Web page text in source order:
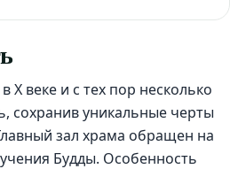
X веке и с тех пор несколько
сохранив уникальные черты
зал храма обращен на
Будды. Особенность